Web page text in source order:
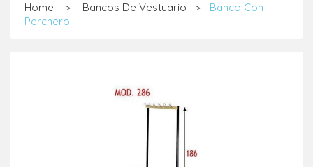
Home > Bancos De Vestuario >
Banco Con
Perchero